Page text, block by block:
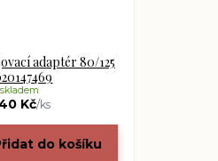
adaptér 80/125
Kč/ks
skladem
do košíku